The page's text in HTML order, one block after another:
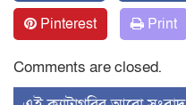
Pinterest Print
Comments are closed.